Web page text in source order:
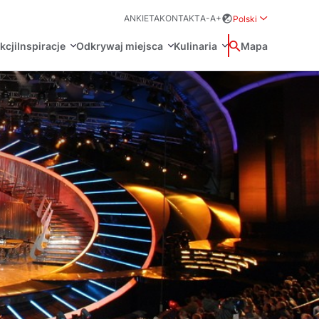
ANKIETAKONTAKTA-A+
Polski
Inspiracje
Certyfikaty POT
Odkrywaj miejsca
Turystyczne
Kulinaria
Restauracje Michelin
Wyszukaj
Mapa
Français
日本語
Svenska